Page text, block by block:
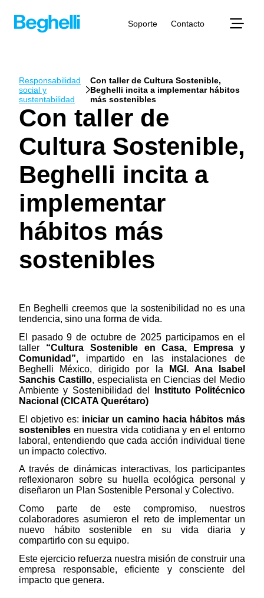
Soporte Contacto
Responsabilidad
social y
sustentabilidad
Con taller de Cultura Sostenible,
Beghelli incita a implementar hábitos
más sostenibles
Con taller de
Cultura Sostenible,
Beghelli incita a
implementar
hábitos más
sostenibles
En Beghelli creemos que la sostenibilidad no es una
tendencia, sino una forma de vida.
El pasado 9 de octubre de 2025 participamos en el
taller “Cultura Sostenible en Casa, Empresa y
Comunidad”, impartido en las instalaciones de
Beghelli México, dirigido por la MGI. Ana Isabel
Sanchis Castillo, especialista en Ciencias del Medio
Ambiente y Sostenibilidad del Instituto Politécnico
Nacional (CICATA Querétaro)
El objetivo es: iniciar un camino hacia hábitos más
sostenibles en nuestra vida cotidiana y en el entorno
laboral, entendiendo que cada acción individual tiene
un impacto colectivo.
A través de dinámicas interactivas, los participantes
reflexionaron sobre su huella ecológica personal y
diseñaron un Plan Sostenible Personal y Colectivo.
Como parte de este compromiso, nuestros
colaboradores asumieron el reto de implementar un
nuevo hábito sostenible en su vida diaria y
compartirlo con su equipo.
Este ejercicio refuerza nuestra misión de construir una
empresa responsable, eficiente y consciente del
impacto que genera.